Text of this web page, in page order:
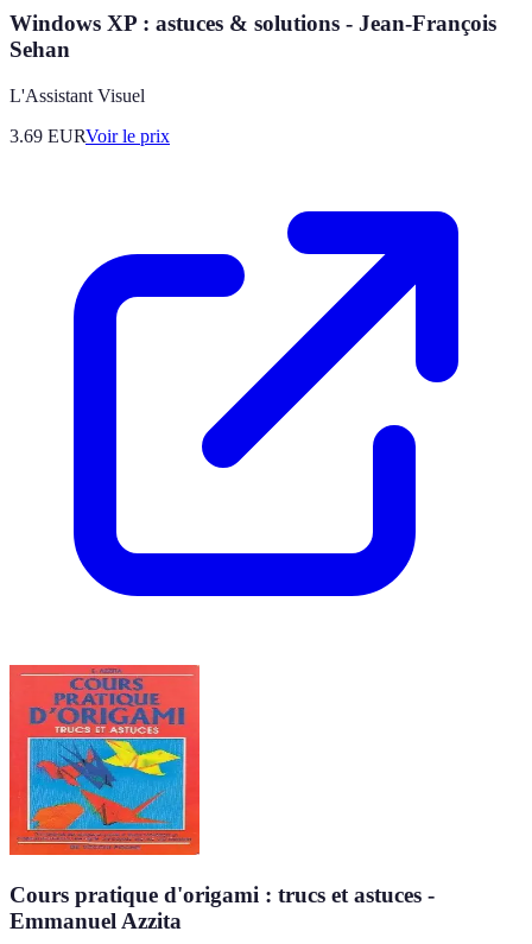
Windows XP : astuces & solutions - Jean-François
Sehan
L'Assistant Visuel
3.69 EURVoir le prix
Cours pratique d'origami : trucs et astuces -
Emmanuel Azzita